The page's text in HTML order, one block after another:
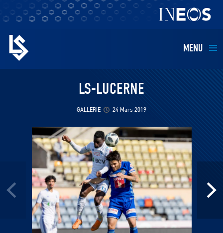
MENU
BUSINESS
RESTAURATION
LS-LUCERNE
GALLERIE 24 Mars 2019